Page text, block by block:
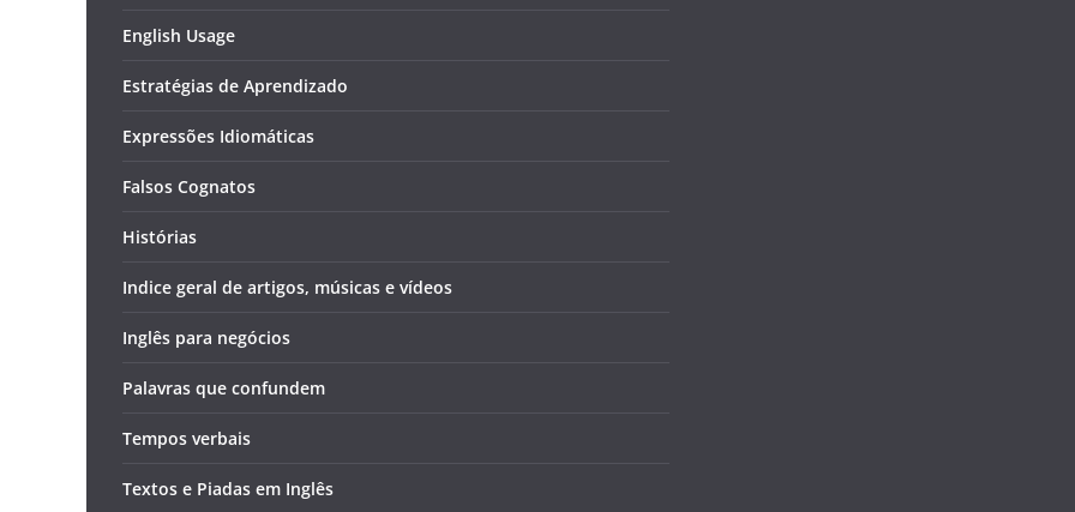
English Usage
Estratégias de Aprendizado
Expressões Idiomáticas
Falsos Cognatos
Histórias
Indice geral de artigos, músicas e vídeos
Inglês para negócios
Palavras que confundem
Tempos verbais
Textos e Piadas em Inglês